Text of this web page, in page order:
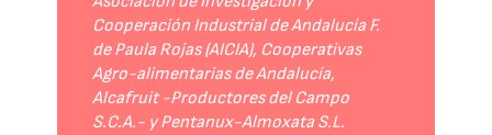
Cooperación Industrial de Andalucía F.
de Paula Rojas (AICIA), Cooperativas
Agro-alimentarias de Andalucía,
Alcafruit -Productores del Campo
S.C.A.- y Pentanux-Almoxata S.L.